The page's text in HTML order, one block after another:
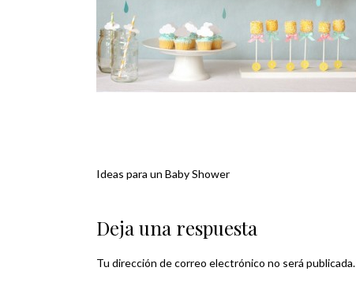
Navegación
de
entradas
Ideas para un Baby Shower
Deja una respuesta
Tu dirección de correo electrónico no será publicada.